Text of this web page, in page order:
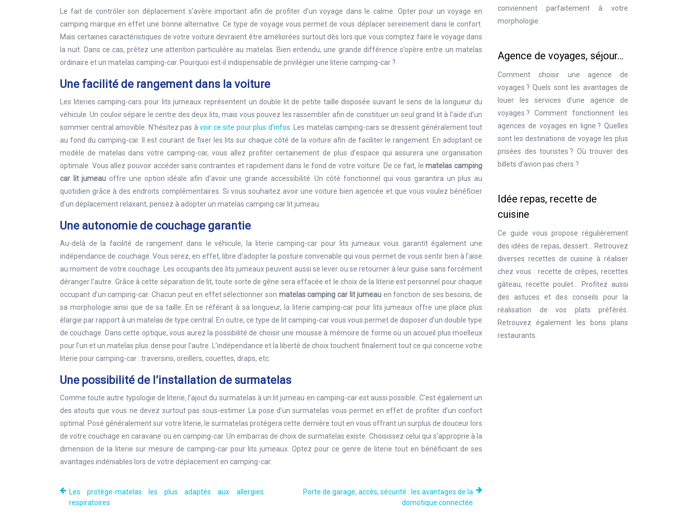
Le fait de contrôler son déplacement s’avère important afin de profiter d’un voyage dans le calme. Opter pour un voyage en
camping marque en effet une bonne alternative. Ce type de voyage vous permet de vous déplacer sereinement dans le confort.
Mais certaines caractéristiques de votre voiture devraient être améliorées surtout dès lors que vous comptez faire le voyage dans
la nuit. Dans ce cas, prêtez une attention particulière au matelas. Bien entendu, une grande différence s’opère entre un matelas
ordinaire et un matelas camping-car. Pourquoi est-il indispensable de privilégier une literie camping-car ?
Une facilité de rangement dans la voiture
Les literies camping-cars pour lits jumeaux représentent un double lit de petite taille disposée suivant le sens de la longueur du
véhicule. Un couloir sépare le centre des deux lits, mais vous pouvez les rassembler afin de constituer un seul grand lit à l’aide d’un
sommier central amovible. N’hésitez pas àvoir ce site pour plus d’infos. Les matelas camping-cars se dressent généralement tout
au fond du camping-car. Il est courant de fixer les lits sur chaque côté de la voiture afin de faciliter le rangement. En adoptant ce
modèle de matelas dans votre camping-car, vous allez profiter certainement de plus d’espace qui assurera une organisation
optimale. Vous allez pouvoir accéder sans contraintes et rapidement dans le fond de votre voiture. De ce fait, lematelas camping
car lit jumeau offre une option idéale afin d’avoir une grande accessibilité. Un côté fonctionnel qui vous garantira un plus au
quotidien grâce à des endroits complémentaires. Si vous souhaitez avoir une voiture bien agencée et que vous voulez bénéficier
d’un déplacement relaxant, pensez à adopter un matelas camping car lit jumeau.
Une autonomie de couchage garantie
Au-delà de la facilité de rangement dans le véhicule, la literie camping-car pour lits jumeaux vous garantit également une
indépendance de couchage. Vous serez, en effet, libre d’adopter la posture convenable qui vous permet de vous sentir bien à l’aise
au moment de votre couchage. Les occupants des lits jumeaux peuvent aussi se lever ou se retourner à leur guise sans forcément
déranger l’autre. Grâce à cette séparation de lit, toute sorte de gêne sera effacée et le choix de la literie est personnel pour chaque
occupant d’un camping-car. Chacun peut en effet sélectionner son matelas camping car lit jumeau en fonction de ses besoins, de
sa morphologie ainsi que de sa taille. En se référant à sa longueur, la literie camping-car pour lits jumeaux offre une place plus
élargie par rapport à un matelas de type central. En outre, ce type de lit camping-car vous vous permet de disposer d’un double type
de couchage. Dans cette optique, vous aurez la possibilité de choisir une mousse à mémoire de forme ou un accueil plus moelleux
pour l’un et un matelas plus dense pour l’autre. L’indépendance et la liberté de choix touchent finalement tout ce qui concerne votre
literie pour camping-car : traversins, oreillers, couettes, draps, etc.
Une possibilité de l’installation de surmatelas
Comme toute autre typologie de literie, l’ajout du surmatelas à un lit jumeau en camping-car est aussi possible. C’est également un
des atouts que vous ne devez surtout pas sous-estimer. La pose d’un surmatelas vous permet en effet de profiter d’un confort
optimal. Posé généralement sur votre literie, le surmatelas protégera cette dernière tout en vous offrant un surplus de douceur lors
de votre couchage en caravane ou en camping-car. Un embarras de choix de surmatelas existe. Choisissez celui qui s’approprie à la
dimension de la literie sur mesure de camping-car pour lits jumeaux. Optez pour ce genre de literie tout en bénéficiant de ses
avantages indéniables lors de votre déplacement en camping-car.
Les protège-matelas les plus adaptés aux allergies
respiratoires
Porte de garage, accès, sécurité : les avantages de la
domotique connectée
conviennent parfaitement à votre
morphologie.
Agence de voyages, séjour…
Comment choisir une agence de
voyages ? Quels sont les avantages de
louer les services d’une agence de
voyages ? Comment fonctionnent les
agences de voyages en ligne ? Quelles
sont les destinations de voyage les plus
prisées des touristes ? Où trouver des
billets d’avion pas chers ?
Idée repas, recette de
cuisine
Ce guide vous propose régulièrement
des idées de repas, dessert… Retrouvez
diverses recettes de cuisine à réaliser
chez vous : recette de crêpes, recettes
gâteau, recette poulet… Profitez aussi
des astuces et des conseils pour la
réalisation de vos plats préférés.
Retrouvez également les bons plans
restaurants.